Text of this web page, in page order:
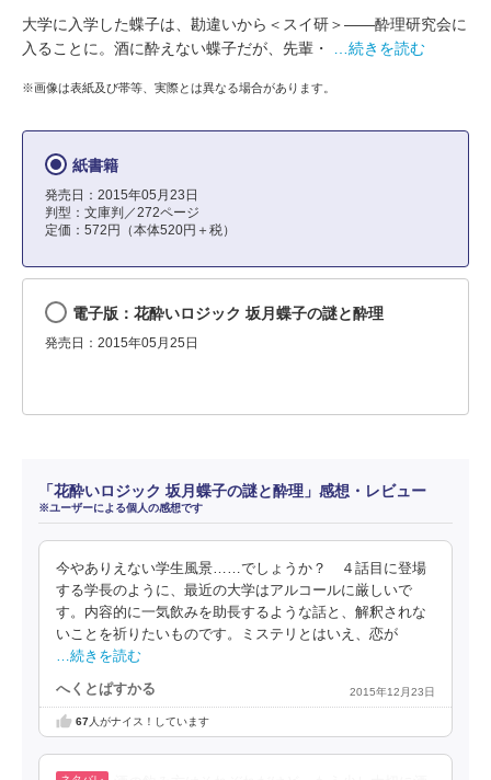
大学に入学した蝶子は、勘違いから＜スイ研＞――酔理研究会に
入ることに。酒に酔えない蝶子だが、先輩・
…続きを読む
※画像は表紙及び帯等、実際とは異なる場合があります。
紙書籍
発売日：2015年05月23日
判型：文庫判／272ページ
定価：572円（本体520円＋税）
電子版：花酔いロジック 坂月蝶子の謎と酔理
発売日：2015年05月25日
「花酔いロジック 坂月蝶子の謎と酔理」感想・レビュー
※ユーザーによる個人の感想です
今やありえない学生風景……でしょうか？ ４話目に登場
する学長のように、最近の大学はアルコールに厳しいで
す。内容的に一気飲みを助長するような話と、解釈されな
いことを祈りたいものです。ミステリとはいえ、恋が
…続きを読む
へくとぱすかる 2015年12月23日
67人がナイス！しています